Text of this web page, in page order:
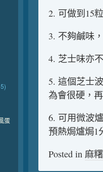
2. 可做到15粒
3. 不夠鹹味
4. 芝士味亦
5. 這個芝士
為會很硬，
6. 可用微波
預熱焗爐焗1
Posted in 麻糬
蛋